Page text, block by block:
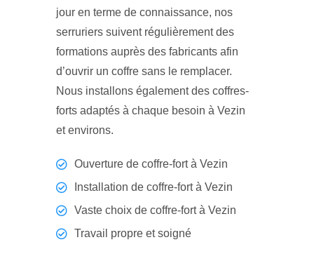
jour en terme de connaissance, nos
serruriers suivent régulièrement des
formations auprès des fabricants afin
d’ouvrir un coffre sans le remplacer.
Nous installons également des coffres-
forts adaptés à chaque besoin à Vezin
et environs.
Ouverture de coffre-fort à Vezin
Installation de coffre-fort à Vezin
Vaste choix de coffre-fort à Vezin
Travail propre et soigné